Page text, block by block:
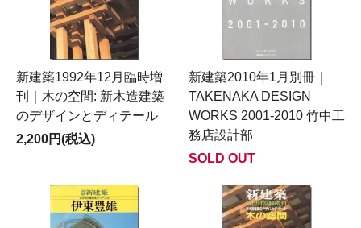
新建築1992年12月臨時増
刊｜木の空間: 新木造建築
のデザインとディテール
2,200円(税込)
新建築2010年1月別冊｜
TAKENAKA DESIGN
WORKS 2001-2010 竹中工
務店設計部
SOLD OUT